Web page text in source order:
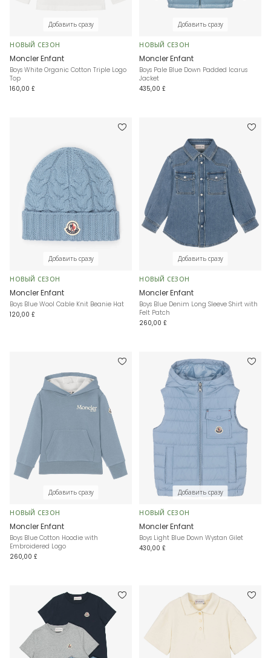
Добавить сразу
НОВЫЙ СЕЗОН
Moncler Enfant
Boys White Organic Cotton Triple Logo
Top
160,00 £
Добавить сразу
НОВЫЙ СЕЗОН
Moncler Enfant
Boys Pale Blue Down Padded Icarus
Jacket
435,00 £
Добавить сразу
НОВЫЙ СЕЗОН
Moncler Enfant
Boys Blue Wool Cable Knit Beanie Hat
120,00 £
Добавить сразу
НОВЫЙ СЕЗОН
Moncler Enfant
Boys Blue Denim Long Sleeve Shirt with
Felt Patch
260,00 £
Добавить сразу
НОВЫЙ СЕЗОН
Moncler Enfant
Boys Blue Cotton Hoodie with
Embroidered Logo
260,00 £
Добавить сразу
НОВЫЙ СЕЗОН
Moncler Enfant
Boys Light Blue Down Wystan Gilet
430,00 £